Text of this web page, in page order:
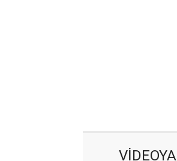
VİDEOYA